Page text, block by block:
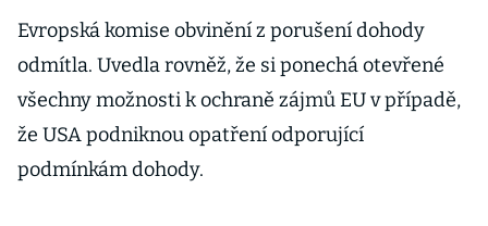
Evropská komise obvinění z porušení dohody
odmítla. Uvedla rovněž, že si ponechá otevřené
všechny možnosti k ochraně zájmů EU v případě,
že USA podniknou opatření odporující
podmínkám dohody.